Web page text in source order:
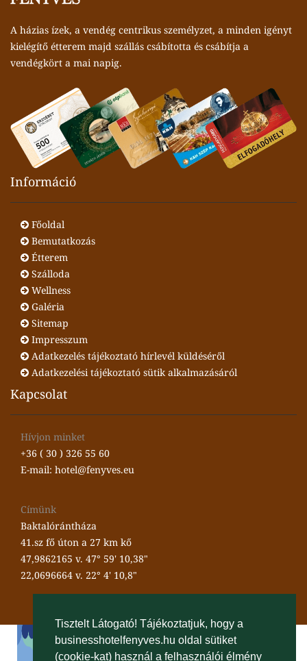
Tisztelt Látogató! Tájékoztatjuk, hogy a
businesshotelfenyves.hu oldal sütiket
(cookie-kat) használ a felhasználói élmény
A házias ízek, a vendég centrikus személyzet, a minden igényt
kielégítő étterem majd szállás csábította és csábítja a
vendégkört a mai napig.
Információ
Főoldal
Bemutatkozás
Étterem
Szálloda
Wellness
Galéria
Sitemap
Impresszum
Adatkezelés tájékoztató hírlevél küldéséről
Adatkezelési tájékoztató sütik alkalmazásáról
Kapcsolat
Hívjon minket
+36 ( 30 ) 326 55 60
E-mail: hotel@fenyves.eu
Címünk
Baktalórántháza
41.sz fő úton a 27 km kő
47,9862165 v. 47° 59' 10,38"
22,0696664 v. 22° 4' 10,8"